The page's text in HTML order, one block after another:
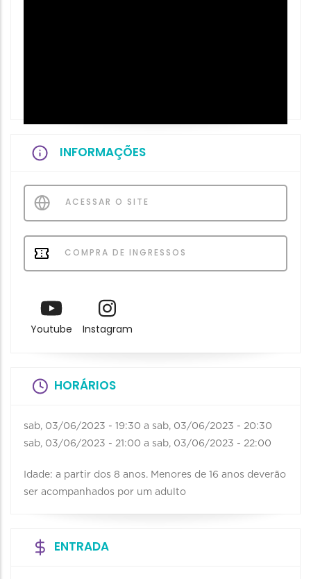
INFORMAÇÕES
ACESSAR O SITE
COMPRA DE INGRESSOS
Youtube Instagram
HORÁRIOS
sab, 03/06/2023 - 19:30 a sab, 03/06/2023 - 20:30
sab, 03/06/2023 - 21:00 a sab, 03/06/2023 - 22:00
Idade: a partir dos 8 anos. Menores de 16 anos deverão
ser acompanhados por um adulto
ENTRADA